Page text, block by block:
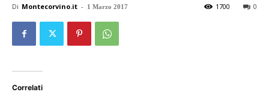
Di Montecorvino.it - 1 Marzo 2017 0
1700
Correlati